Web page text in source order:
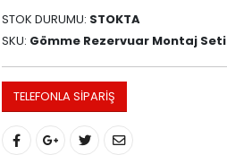
STOK DURUMU: STOKTA
SKU: Gömme Rezervuar Montaj Seti
TELEFONLA SIPARIŞ